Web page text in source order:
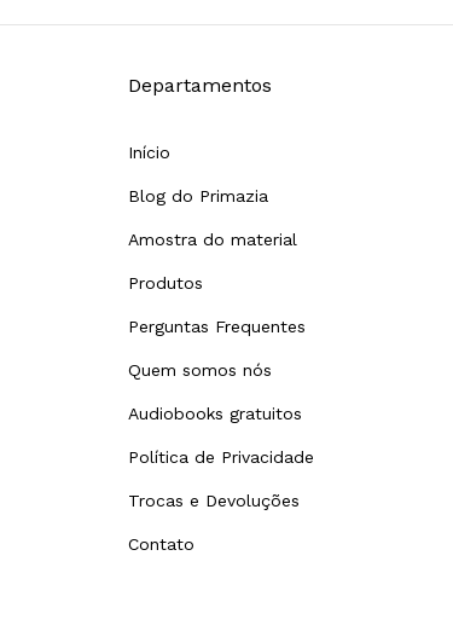
Departamentos
Início
Blog do Primazia
Amostra do material
Produtos
Perguntas Frequentes
Quem somos nós
Audiobooks gratuitos
Política de Privacidade
Trocas e Devoluções
Contato